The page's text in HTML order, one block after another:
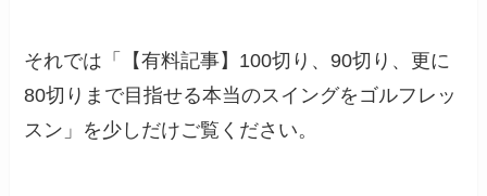
それでは「【有料記事】100切り、90切り、更に
80切りまで目指せる本当のスイングをゴルフレッ
スン」を少しだけご覧ください。